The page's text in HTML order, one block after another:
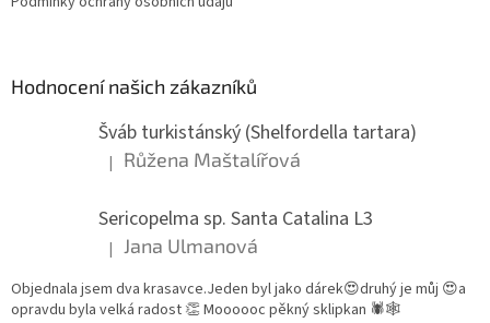
Hodnocení našich zákazníků
Šváb turkistánský (Shelfordella tartara)
Hodnocení produktu je 5 z 5 hvězdiček.
| Růžena Maštalířová
Sericopelma sp. Santa Catalina L3
Hodnocení produktu je 5 z 5 hvězdiček.
| Jana Ulmanová
Objednala jsem dva krasavce.Jeden byl jako dárek😍druhý je můj 😍a
opravdu byla velká radost 👏 Moooooc pěkný sklipkan 🕷🕸